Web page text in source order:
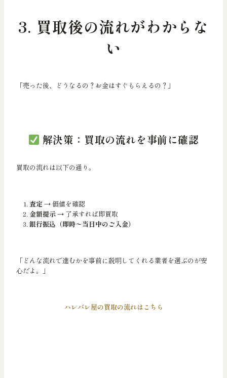
3. 買取後の流れがわからな
い
「売った後、どうなるの？お金はすぐもらえるの？」
解決策：買取の流れを事前に確認
買取の流れは以下の通り。
査定→ 価値を確認
金額提示→ 了承すれば即買取
銀行振込（即時〜当日中のご入金）
「どんな流れで進むかを事前に説明してくれる業者を選ぶのが安
心だよ。」
ハレバレ屋の買取の流れはこちら